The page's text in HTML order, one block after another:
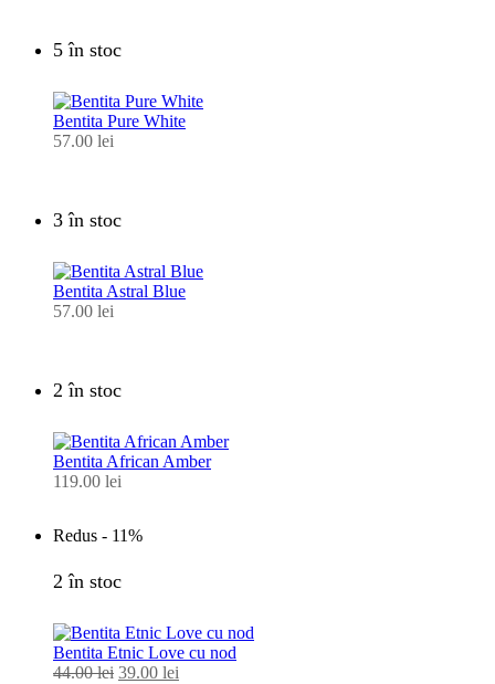
5 în stoc
Bentita Pure White
57.00 lei
3 în stoc
Bentita Astral Blue
57.00 lei
2 în stoc
Bentita African Amber
119.00 lei
Redus - 11%
2 în stoc
Bentita Etnic Love cu nod
44.00lei Prețul
39.00 lei